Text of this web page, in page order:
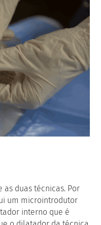
duas técnicas. Por
um microintrodutor
interno que é